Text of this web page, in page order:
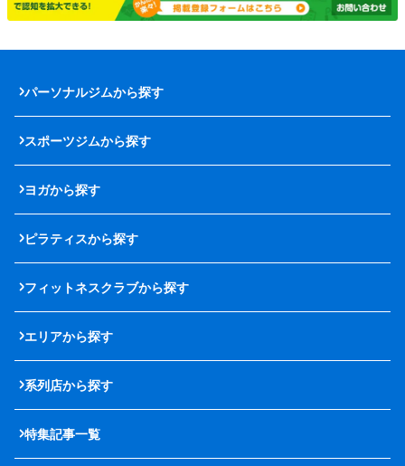
パーソナルジムから探す
スポーツジムから探す
ヨガから探す
ピラティスから探す
フィットネスクラブから探す
エリアから探す
系列店から探す
特集記事一覧